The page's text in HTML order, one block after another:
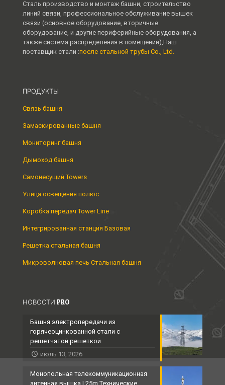
Сталь производство и монтаж башни, строительство
линий связи, профессиональное обслуживание вышек
связи (основное оборудование, вторичные
оборудование, и другие периферийные оборудования, а
также система распределения в помещении),Наш
поставщик стали :после стальной трубы Co., Ltd.
ПРОДУКТЫ
Связь башня
Замаскированные башня
Мониторинг башня
Дымоход башня
Самонесущий Towers
Улица освещения полюс
Коробка передач Tower Line
Интегрированная станция Базовая
Решетка стальная башня
Микроволновая печь Стальная башня
НОВОСТИ PRO
Башня электропередачи из
горячеоцинкованной стали с
решетчатой ​​решеткой
июль 13, 2026
Монопольная телекоммуникационная
антенная вышка | 25m Технические